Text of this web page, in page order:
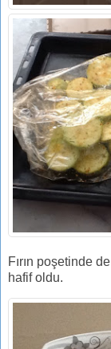
Fırın poşetinde
hafif oldu.